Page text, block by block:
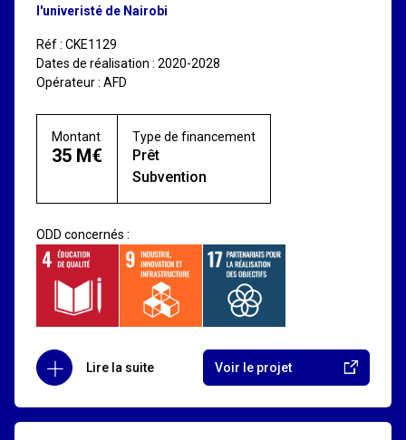
l'univeristé de Nairobi
Réf : CKE1129
Dates de réalisation : 2020-2028
Opérateur : AFD
Montant
35 M€
Type de financement
Prêt
Subvention
ODD concernés :
Lire la suite Voir le projet